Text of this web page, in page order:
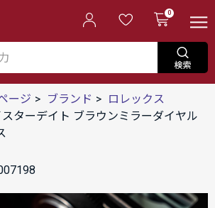
0
ージ ブランド
ロレックス
ターデイト ブラウンミラーダイヤル